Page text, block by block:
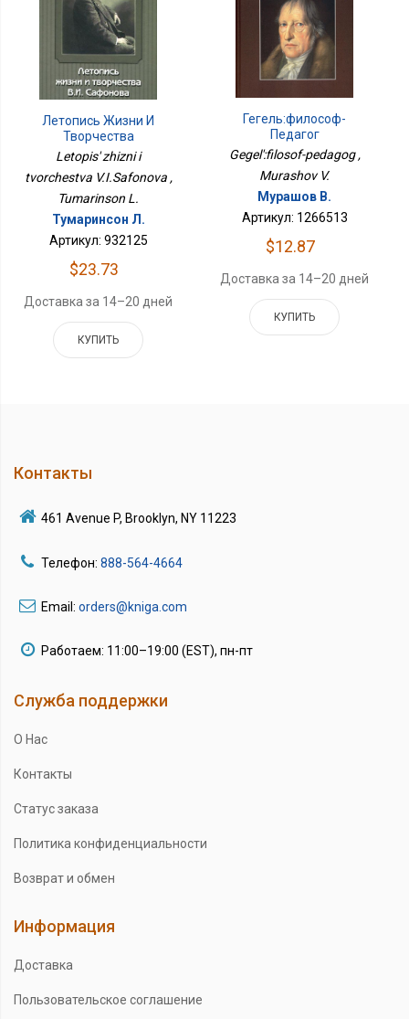
Летопись Жизни И
Творчества
В.И.Сафонова
Letopis' zhizni i
tvorchestva V.I.Safonova ,
Tumarinson L.
Тумаринсон Л.
Артикул: 932125
$23.73
Доставка за 14–20 дней
КУПИТЬ
Гегель:философ-
Педагог
Gegel':filosof-pedagog ,
Murashov V.
Мурашов В.
Артикул: 1266513
$12.87
Доставка за 14–20 дней
КУПИТЬ
Контакты
461 Avenue P, Brooklyn, NY 11223
Телефон: 888-564-4664
Email: orders@kniga.com
Работаем: 11:00–19:00 (EST), пн-пт
Служба поддержки
О Нас
Контакты
Статус заказа
Политика конфиденциальности
Возврат и обмен
Информация
Доставка
Пользовательское соглашение